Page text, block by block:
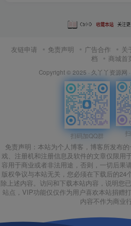
友链申请 免责声明 广告合作 关
档
商城首
Copyright © 2025 · 久丫丫资源网
扫码加QQ群
免责声明：本站为个人博客，博客所发布的
戏、注册机和注册信息及软件的文章仅限用
容用于商业或者非法用途，否则，一切后果
版权争议与本站无关，您必须在下载后的24
除上述内容。访问和下载本站内容，说明您
站点，VIP功能仅仅作为用户喜欢本站捐赠
内容不作为商业行